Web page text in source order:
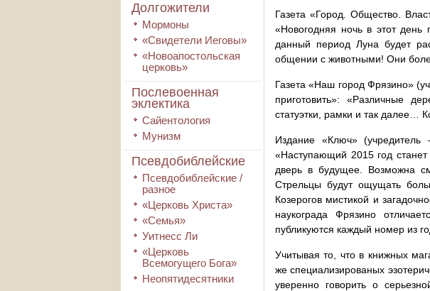
Долгожители
Мормоны
«Свидетели Иеговы»
«Новоапостольская
церковь»
Послевоенная
эклектика
Сайентология
Мунизм
Псевдобиблейские
Псевдобиблейские /
разное
«Церковь Христа»
«Семья»
Уитнесс Ли
«Церковь
Всемогущего Бога»
Неопятидесятники
Газета «Город. Общество.
«Новогодняя ночь в этот
данный период Луна будет
общении с животными! Они
Газета «Наш город Фрязино»
приготовить»: «Различные
статуэтки, рамки и так далее…
Издание «Ключ» (учредитель
«Наступающий 2015 год
дверь в будущее. Возможна
Стрельцы будут ощущать
Козерогов мистикой и
наукограда Фрязино
публикуются каждый номер из
Учитывая то, что в книжных
же специализированых
уверенно говорить о